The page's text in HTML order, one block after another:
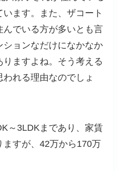
ます。また、ザコート
でいる方が多いとも言
ョンなだけになかなか
ますよね。そう考える
れる理由なのでしょ
～3LDKまであり、家賃
すが、42万から170万